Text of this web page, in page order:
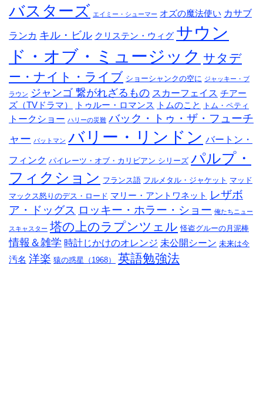
バスターズ エイミー・シューマー オズの魔法使い カサブ
ランカ キル・ビル クリステン・ウィグ サウン
ド・オブ・ミュージック サタデ
ー・ナイト・ライブ ショーシャンクの空に ジャッキー・ブ
ラウン ジャンゴ 繋がれざるもの スカーフェイス チアー
ズ（TVドラマ）
トゥルー・ロマンス トムのこと トム・ペティ
トークショー ハリーの災難 バック・トゥ・ザ・フューチ
ャー バットマン バリー・リンドン バートン・
フィンク パイレーツ・オブ・カリビアン シリーズ パルプ・
フィクション フランス語 フルメタル・ジャケット マッド
マックス怒りのデス・ロード マリー・アントワネット レザボ
ア・ドッグス ロッキー・ホラー・ショー 俺たちニュー
スキャスター 塔の上のラプンツェル 怪盗グルーの月泥棒
情報＆雑学 時計じかけのオレンジ 未公開シーン 未来は今
汚名 洋楽 猿の惑星（1968） 英語勉強法